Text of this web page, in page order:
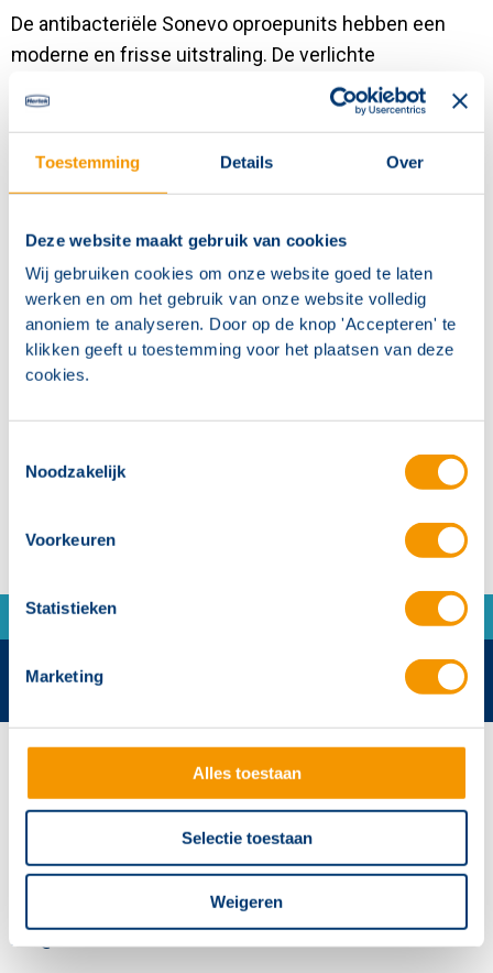
Toestemming Details Over
Deze website maakt gebruik van cookies
Wij gebruiken cookies om onze website goed te laten
werken en om het gebruik van onze website volledig
anoniem te analyseren. Door op de knop 'Accepteren' te
klikken geeft u toestemming voor het plaatsen van deze
cookies.
Noodzakelijk
Voorkeuren
Statistieken
Marketing
Alles toestaan
Selectie toestaan
Weigeren
De antibacteriële Sonevo oproepunits hebben een
moderne en frisse uitstraling. De verlichte
bedieningsknoppen met reliëf zijn eenvoudig te
vinden. De intelligente magnetische aansluiting
units zijn beschikbaar in diverse uitvoeringen en
Het antibacteriële oppervlak is makkelijk te
reinigen en beperkt verspreiding van
ziektekiemen
Uitbreidbaar met Sonevo handsets voorzien van
Hertek Groep hoofdkantoor
info@hertek.nl